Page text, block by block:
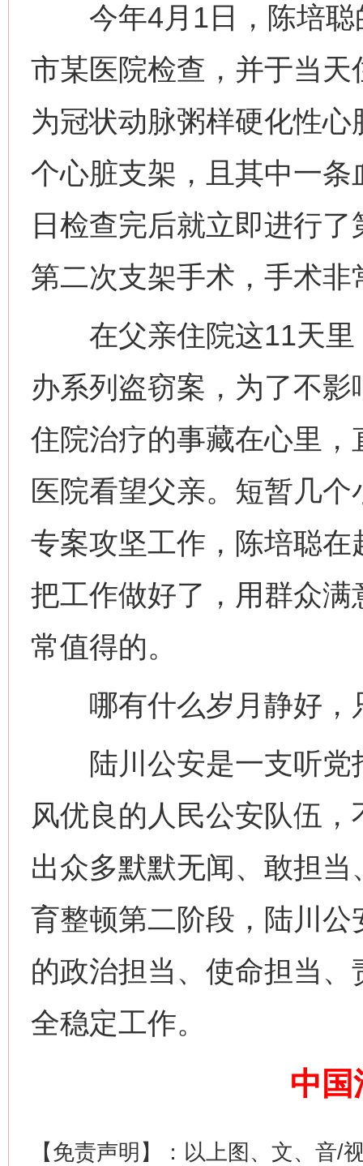
今年4月1日，陈培聪
市某医院检查，并于当
为冠状动脉粥样硬化性
个心脏支架，且其中一
日检查完后就立即进行
第二次支架手术，手术
在父亲住院这11天里
办系列盗窃案，为了不
住院治疗的事藏在心里
医院看望父亲。短暂几
专案攻坚工作，陈培聪
把工作做好了，用群众
常值得的。
哪有什么岁月静好，
陆川公安是一支听党
风优良的人民公安队伍
出众多默默无闻、敢担
育整顿第二阶段，陆川
的政治担当、使命担当
全稳定工作。
中国
【免责声明】：以上图、文、音/
网上购药对药下症？
这是一记警钟！ 谢
在谋一域中谋全局
今
习近平的博鳌关键词
魏明亮